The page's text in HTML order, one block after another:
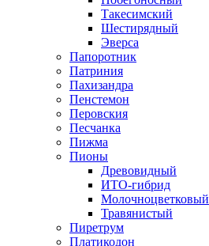
Такесимский
Шестирядный
Эверса
Папоротник
Патриния
Пахизандра
Пенстемон
Перовския
Песчанка
Пижма
Пионы
Древовидный
ИТО-гибрид
Молочноцветковый
Травянистый
Пиретрум
Платикодон